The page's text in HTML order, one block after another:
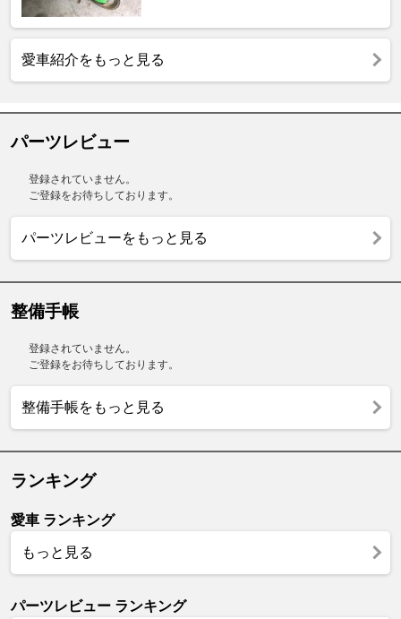
愛車紹介をもっと見る
パーツレビュー
登録されていません。
ご登録をお待ちしております。
パーツレビューをもっと見る
整備手帳
登録されていません。
ご登録をお待ちしております。
整備手帳をもっと見る
ランキング
愛車 ランキング
もっと見る
パーツレビュー ランキング